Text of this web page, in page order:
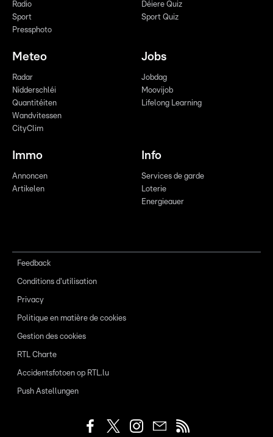
Radio
Sport
Pressphoto
Déiere Quiz
Sport Quiz
Meteo
Radar
Nidderschléi
Quantitéiten
Wandvitessen
CityClim
Jobs
Jobdag
Moovijob
Lifelong Learning
Immo
Annoncen
Artikelen
Info
Services de garde
Loterie
Energieauer
Feedback
Conditions d'utilisation
Privacy
Politique en matière de cookies
Gestion des cookies
RTL Charte
Accidentsfotoen op RTL.lu
Push Astellungen